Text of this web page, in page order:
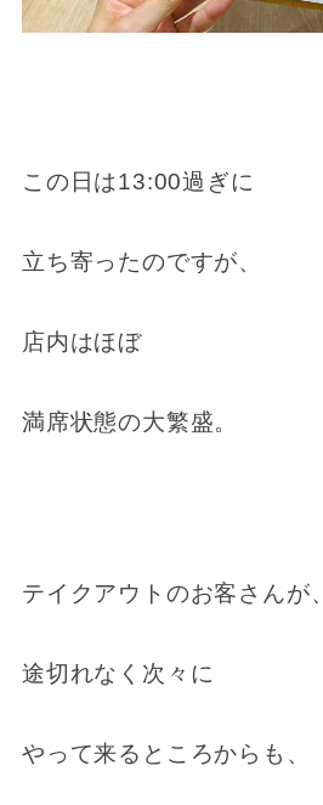
この日は13:00過ぎに
立ち寄ったのですが、
店内はほぼ
満席状態の大繁盛。
テイクアウトのお客さんが、
途切れなく次々に
やって来るところからも、